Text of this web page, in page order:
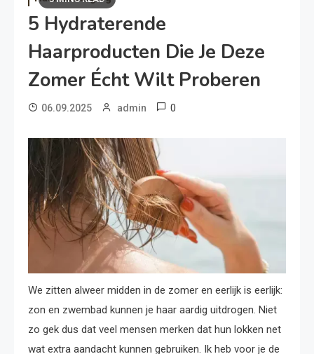
5 Hydraterende
Haarproducten Die Je Deze
Zomer Écht Wilt Proberen
06.09.2025 admin 0
We zitten alweer midden in de zomer en eerlijk is eerlijk:
zon en zwembad kunnen je haar aardig uitdrogen. Niet
zo gek dus dat veel mensen merken dat hun lokken net
wat extra aandacht kunnen gebruiken. Ik heb voor je de